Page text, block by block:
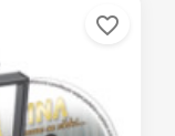
favorite_border